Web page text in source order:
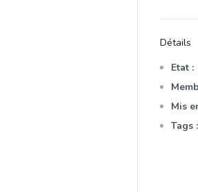
Détails
Etat :
Mis
Tags :